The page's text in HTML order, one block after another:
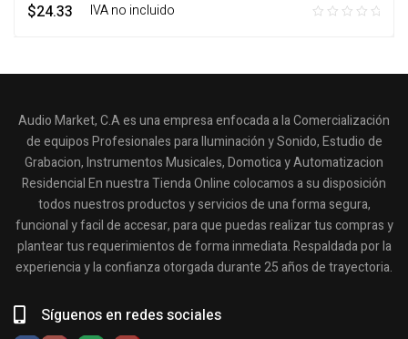
$24.33 ‎ ‎ ‎ IVA no incluido
Audio Market, C.A es una empresa enfocada a la Comercialización
de equipos Profesionales para Iluminación y Sonido, Estudio de
Grabacion, Instrumentos Musicales, Domotica y Automatizacion
Residencial En nuestra Tienda Online colocamos a su disposición
todos nuestros productos y servicios de una forma segura,
funcional y facil de accesar, para que puedas realizar tus compras y
plantear tus requerimientos de forma inmediata. Respaldada por la
experiencia y la confianza otorgada durante 25 años de trayectoria.
Síguenos en redes sociales